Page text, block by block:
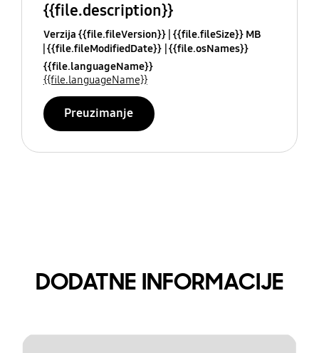
{{file.description}}
Verzija {{file.fileVersion}} {{file.fileSize}} MB
{{file.fileModifiedDate}} {{file.osNames}}
{{file.languageName}}
{{file.languageName}}
Preuzimanje
DODATNE INFORMACIJE